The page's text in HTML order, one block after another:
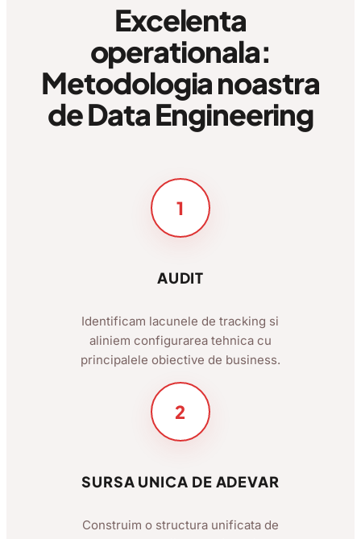
Excelenta
operationala:
Metodologia noastra
de Data Engineering
1
AUDIT
Identificam lacunele de tracking si
aliniem configurarea tehnica cu
principalele obiective de business.
2
SURSA UNICA DE ADEVAR
Construim o structura unificata de